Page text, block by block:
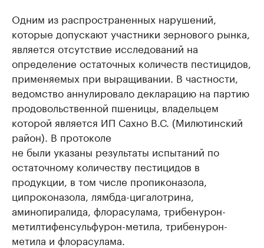
Одним из распространенных нарушений,
которые допускают участники зернового рынка,
является отсутствие исследований на
определение остаточных количеств пестицидов,
применяемых при выращивании. В частности,
ведомство аннулировало декларацию на партию
продовольственной пшеницы, владельцем
которой является ИП Сахно В.С. (Милютинский
район). В протоколе
не были указаны результаты испытаний по
остаточному количеству пестицидов в
продукции, в том числе пропиконазола,
ципроконазола, лямбда-цигалотрина,
аминопиралида, флорасулама, трибенурон-
метилтифенсульфурон-метила, трибенурон-
метила и флорасулама.